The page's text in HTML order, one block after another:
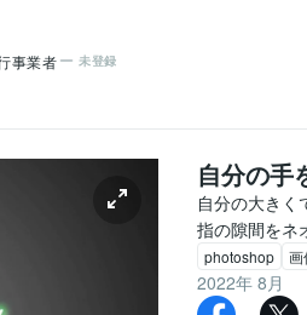
事業者 未登録
自分の手
自分の大きく
指の隙間をネ
photoshop 画
2022年 8月